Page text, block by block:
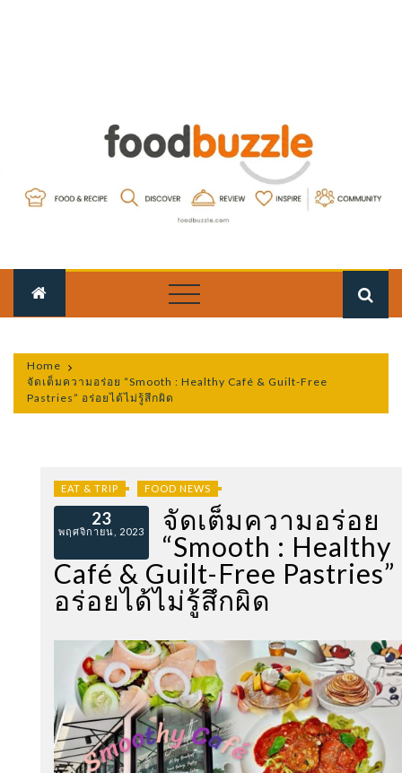
BUZZLE
Home
จัดเต็มความอร่อย “Smooth : Healthy Café & Guilt-Free
Pastries” อร่อยได้ไม่รู้สึกผิด
EAT & TRIP FOOD NEWS
23
พฤศจิกายน, 2023
จัดเต็มความอร่อย
“Smooth : Healthy
Café & Guilt-Free Pastries”
อร่อยได้ไม่รู้สึกผิด